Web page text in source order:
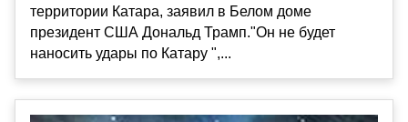
территории Катара, заявил в Белом доме
президент США Дональд Трамп."Он не будет
наносить удары по Катару ",...